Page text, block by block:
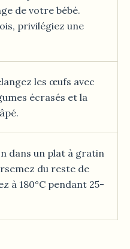
de votre bébé.
privilégiez une
les œufs avec
écrasés et la
dans un plat à gratin
du reste de
à 180°C pendant 25-